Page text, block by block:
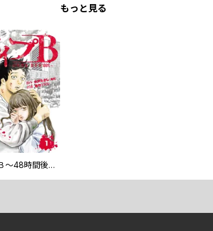
もっと見る
タイプＢ～48時間後、致死率100％～【単話】